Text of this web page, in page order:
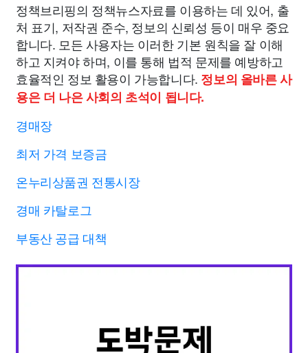
정책브리핑의 정책뉴스자료를 이용하는 데 있어, 출
처 표기, 저작권 준수, 정보의 신뢰성 등이 매우 중요
합니다. 모든 사용자는 이러한 기본 원칙을 잘 이해
하고 지켜야 하며, 이를 통해 법적 문제를 예방하고
효율적인 정보 활용이 가능합니다. 정보의 올바른 사
용은 더 나은 사회의 초석이 됩니다.
경매장
최저 가격 보증금
온누리상품권 전통시장
경매 카탈로그
부동산 공급 대책